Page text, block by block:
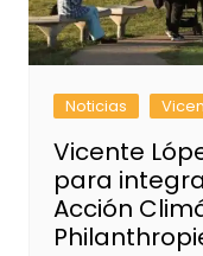
Noticias
Vicente
para
Acción